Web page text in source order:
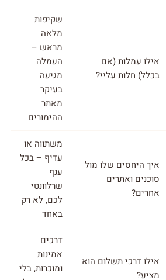
אילו עמלות (אם
בכלל) חלות עליי?
שקיפות
מלאה
מראש –
העמלה
מגיעה
בעיקר
מאתר
ההימורים
איך היחסים שלו מול
סוכנים ואתרים
אחרים?
משתווה או
עדיף – בכל
ענף
שרלוונטי
לכם, לא רק
באחד
אילו דרכי תשלום הוא
מציע?
דרכים
אמינות
ומוכרות, בלי